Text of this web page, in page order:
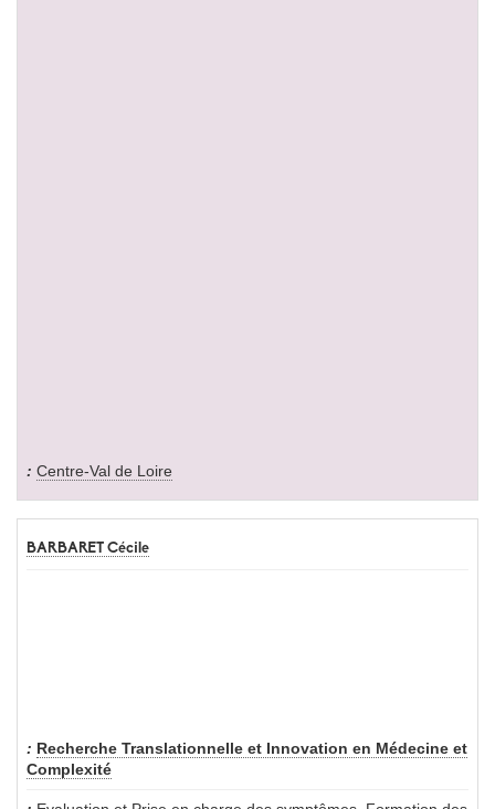
Centre-Val de Loire
BARBARET Cécile
Recherche Translationnelle et Innovation en Médecine et
Complexité